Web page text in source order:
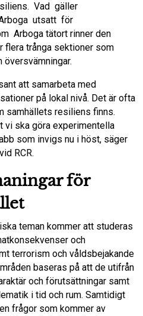
Vad gäller
utsatt för
Arboga tätort rinner den
flera trånga sektioner som
översvämningar.
att samarbeta med
på lokal nivå. Det är ofta
samhällets resiliens finns.
vi ska göra experimentella
som invigs nu i höst, säger
RCR.
för
teman kommer att studeras
och
terrorism och våldsbejakande
baseras på att de utifrån
och förutsättningar samt
i tid och rum. Samtidigt
frågor som kommer av